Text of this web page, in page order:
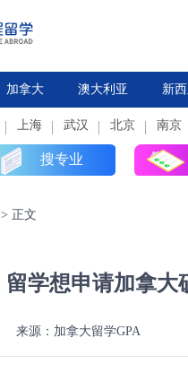
高中
本科 高中
加拿大 澳大利亚 新
上海 武汉 北京 南京
搜专业
> 正文
留学想申请加拿大
来源：加拿大留学GPA